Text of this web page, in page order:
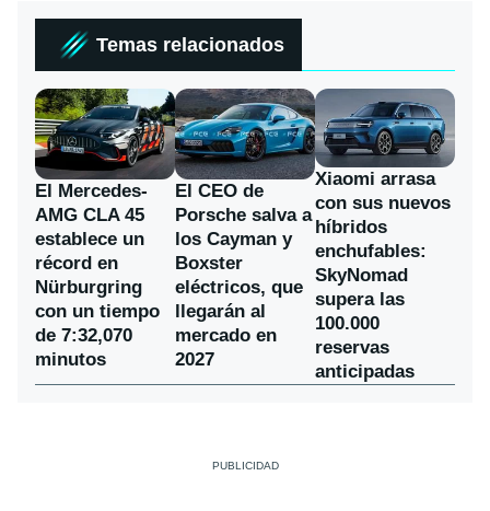
Temas relacionados
El Mercedes-
AMG CLA 45
establece un
récord en
Nürburgring
con un tiempo
de 7:32,070
minutos
El CEO de
Porsche salva a
los Cayman y
Boxster
eléctricos, que
llegarán al
mercado en
2027
Xiaomi arrasa
con sus nuevos
híbridos
enchufables:
SkyNomad
supera las
100.000
reservas
anticipadas